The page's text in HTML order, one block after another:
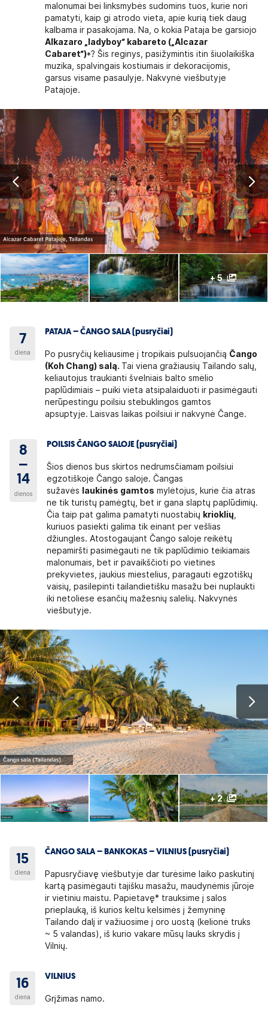
malonumai bei linksmybės sudomins tuos, kurie nori
pamatyti, kaip gi atrodo vieta, apie kurią tiek daug
kalbama ir pasakojama. Na, o kokia Pataja be garsiojo
Alkazaro „ladyboy“ kabareto („Alcazar
Cabaret“)*? Šis reginys, pasižymintis itin šiuolaikiška
muzika, spalvingais kostiumais ir dekoracijomis,
garsus visame pasaulyje. Nakvynė viešbutyje
Patajoje.
+ 5
7
diena
PATAJA – ČANGO SALA (pusryčiai)
Po pusryčių keliausime į tropikais pulsuojančią Čango
(Koh Chang) salą. Tai viena gražiausių Tailando salų,
keliautojus traukianti švelniais balto smėlio
paplūdimiais ­– puiki vieta atsipalaiduoti ir pasimėgauti
nerūpestingu poilsiu stebuklingos gamtos
apsuptyje. Laisvas laikas poilsiui ir nakvynė Čange.
8
–
14
dienos
POILSIS ČANGO SALOJE (pusryčiai)
Šios dienos bus skirtos nedrumsčiamam poilsiui
egzotiškoje Čango saloje. Čangas
sužavės
laukinės gamtos mylėtojus, kurie čia atras
ne tik turistų pamėgtų, bet ir gana slaptų paplūdimių.
Čia taip pat galima pamatyti nuostabių krioklių
kuriuos pasiekti galima tik einant per vešlias
džiungles. Atostogaujant Čango saloje reikėtų
nepamiršti pasimėgauti ne tik paplūdimio teikiamais
malonumais, bet ir pavaikščioti po vietines
prekyvietes, jaukius miestelius, paragauti egzotiškų
vaisių, pasilepinti tailandietišku masažu bei nuplaukti
iki netoliese esančių mažesnių salelių. Nakvynės
viešbutyje.
+ 2
15
diena
ČANGO SALA – BANKOKAS – VILNIUS (pusryčiai)
Papusryčiavę viešbutyje dar turėsime laiko paskutinį
kartą pasimėgauti tajišku masažu, maudynėmis jūroje
ir vietiniu maistu. Papietavę* trauksime į salos
prieplauką, iš kurios keltu kelsimės į žemyninę
Tailando dalį ir važiuosime į oro uostą (kelionė truks
~ 5 valandas), iš kurio vakare mūsų lauks skrydis į
Vilnių.
16
diena
VILNIUS
Grįžimas namo.